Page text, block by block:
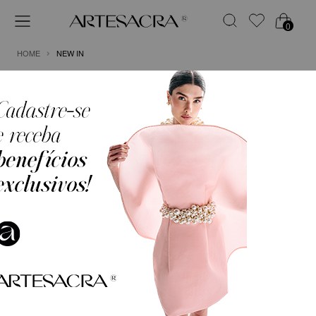
0
HOME NEW IN
ORDENAR POR
VESTIDO LONGO EM CREPE
DE MALHA COM GOLA ALTA